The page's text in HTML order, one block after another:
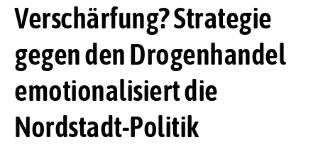
Verschärfung? Strategie
gegen den Drogenhandel
emotionalisiert die
Nordstadt-Politik